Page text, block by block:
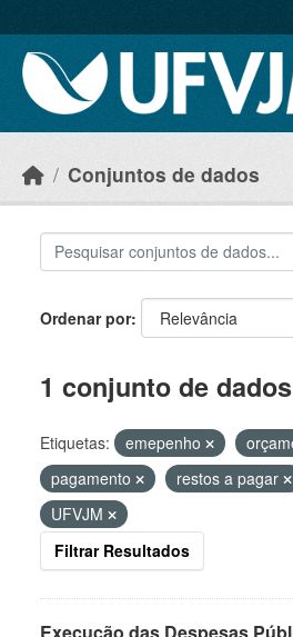
Conjuntos de dados
Ordenar por
1 conjunto de
Etiquetas: emepenho
pagamento
restos a pagar
UFVJM
Filtrar Resultados